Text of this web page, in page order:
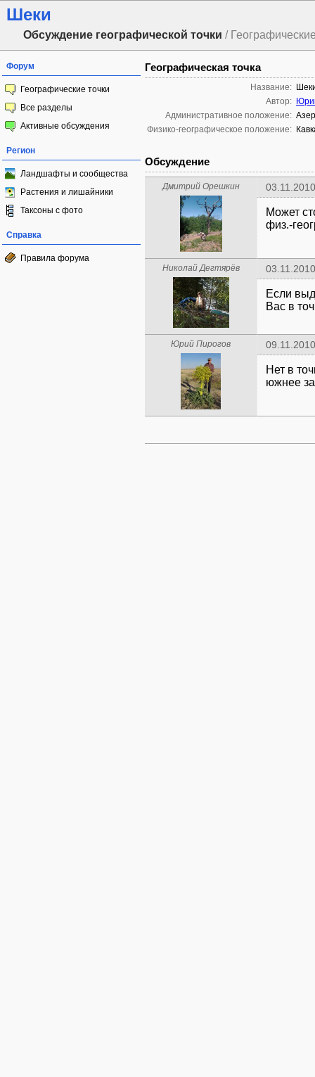
Шеки
Обсуждение географической точки /
Форум
Географические точки
Все разделы
Активные обсуждения
Регион
Ландшафты и сообщества
Растения и лишайники
Таксоны с фото
Справка
Правила форума
Географическая точка
Название:
Автор:
Административное положение:
Физико-географическое положение:
Обсуждение
Дмитрий Орешкин
Может
физ.-
Николай Дегтярёв
Если
Вас в
Юрий Пирогов
Нет в
южнее